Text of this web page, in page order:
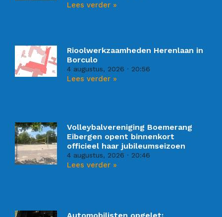
Lees verder »
Rioolwerkzaamheden Herenlaan in
Borculo
4 augustus, 2026 20:56
Lees verder »
Volleybalvereniging Boemerang
Eibergen opent binnenkort
officieel haar jubileumseizoen
4 augustus, 2026 20:46
Lees verder »